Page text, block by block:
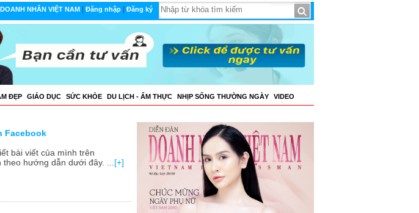
NHÂN VIỆT NAM| Đăng nhập| Đăng ký
ĐẸP GIÁO DỤC SỨC KHỎE DU LỊCH - ẨM THỰC NHỊP SỐNG THƯỜNG NGÀY VIDEO
Facebook
bài viết của mình trên
hướng dẫn dưới đây. ... [+]